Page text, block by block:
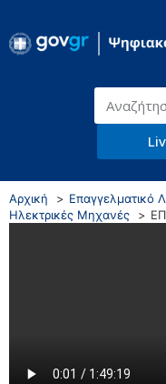
Αρχική Επαγγελματικό
Ηλεκτρικές Μηχανές